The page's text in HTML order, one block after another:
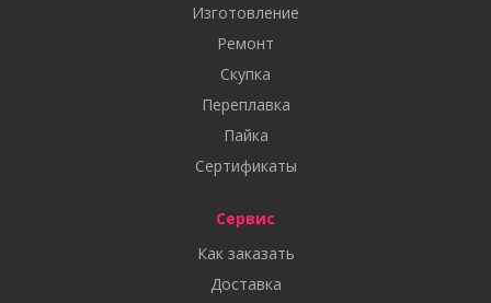
Изготовление
Ремонт
Скупка
Переплавка
Пайка
Сертификаты
Сервис
Как заказать
Доставка